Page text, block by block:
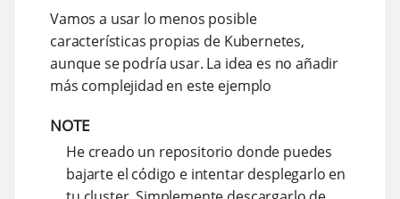
Vamos a usar lo menos posible
características propias de Kubernetes,
aunque se podría usar. La idea es no añadir
más complejidad en este ejemplo
NOTE
He creado un repositorio donde puedes
bajarte el código e intentar desplegarlo en